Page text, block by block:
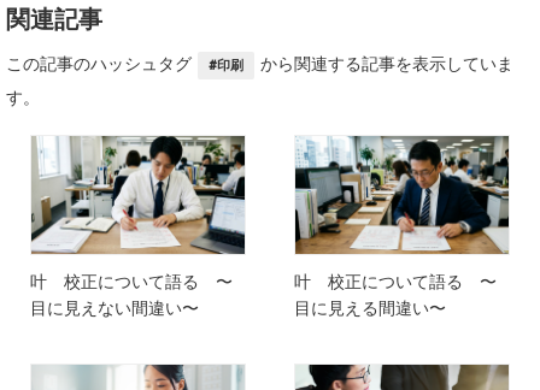
関連記事
この記事のハッシュタグ #印刷
から関連する記事を表示していま
す。
叶 校正について語る 〜
目に見えない間違い〜
叶 校正について語る 〜
目に見える間違い〜